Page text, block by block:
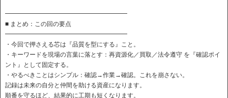
━━━━━━━━━━━━━━━━━━━━
■ まとめ：この回の要点
━━━━━━━━━━━━━━━━━━━━
・今回で押さえる芯は『品質を型にする』こと。
・キーワードを現場の言葉に落とす：再資源化／買取／法令遵守 を『確認ポイ
ント』として固定する。
・やるべきことはシンプル：確認→作業→確認。これを崩さない。
記録は未来の自分と仲間を助ける資産になります。
順番を守るほど、結果的に工期も短くなります。